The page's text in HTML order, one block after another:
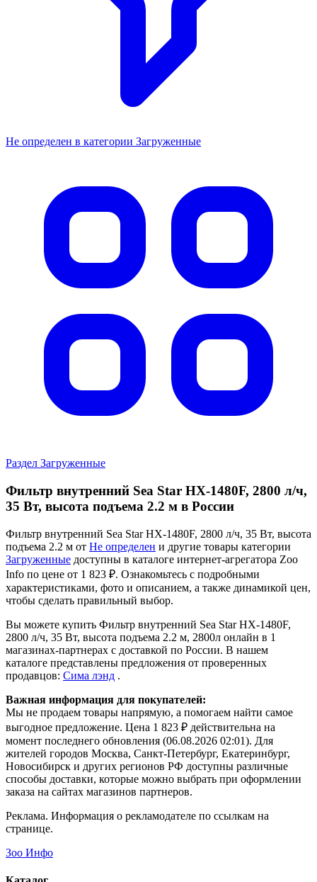
Не определен в категории Загруженные
Раздел Загруженные
Фильтр внутренний Sea Star HX-1480F, 2800 л/ч,
35 Вт, высота подъема 2.2 м в России
Фильтр внутренний Sea Star HX-1480F, 2800 л/ч, 35 Вт, высота
подъема 2.2 м от Не определен и другие товары категории
Загруженные доступны в каталоге интернет-агрегатора Zoo
Info по цене от 1 823 ₽. Ознакомьтесь с подробными
характеристиками, фото и описанием, а также динамикой цен,
чтобы сделать правильный выбор.
Вы можете купить Фильтр внутренний Sea Star HX-1480F,
2800 л/ч, 35 Вт, высота подъема 2.2 м, 2800л онлайн в 1
магазинах-партнерах с доставкой по России. В нашем
каталоге представлены предложения от проверенных
продавцов: Сима лэнд .
Важная информация для покупателей:
Мы не продаем товары напрямую, а помогаем найти самое
выгодное предложение. Цена 1 823 ₽ действительна на
момент последнего обновления (06.08.2026 02:01). Для
жителей городов Москва, Санкт-Петербург, Екатеринбург,
Новосибирск и других регионов РФ доступны различные
способы доставки, которые можно выбрать при оформлении
заказа на сайтах магазинов партнеров.
Реклама. Информация о рекламодателе по ссылкам на
странице.
Зоо Инфо